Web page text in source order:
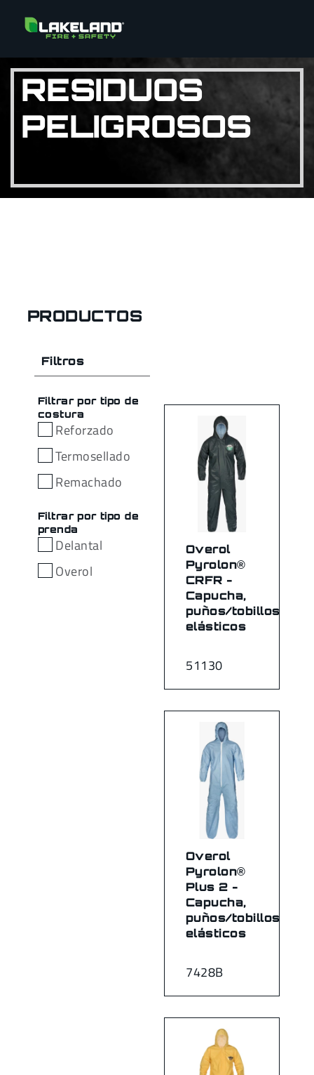
RESIDUOS
PELIGROSOS
PRODUCTOS
Filtros
Filtrar por tipo de
costura
Reforzado
Termosellado
Remachado
Filtrar por tipo de
prenda
Delantal
Overol
51130
Overol
Pyrolon®
CRFR -
Capucha,
puños/tobillos
elásticos
7428B
Overol
Pyrolon®
Plus 2 -
Capucha,
puños/tobillos
elásticos